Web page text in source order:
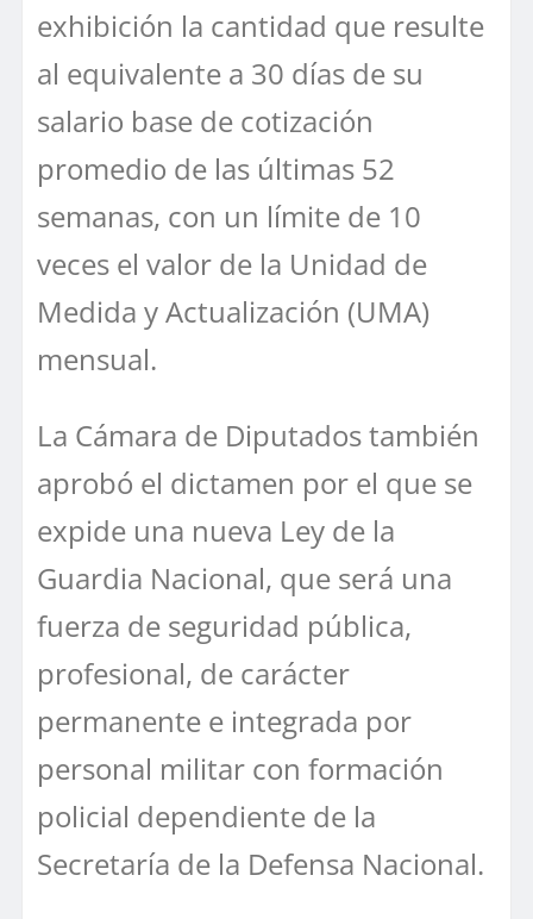
exhibición la cantidad que resulte
al equivalente a 30 días de su
salario base de cotización
promedio de las últimas 52
semanas, con un límite de 10
veces el valor de la Unidad de
Medida y Actualización (UMA)
mensual.
La Cámara de Diputados también
aprobó el dictamen por el que se
expide una nueva Ley de la
Guardia Nacional, que será una
fuerza de seguridad pública,
profesional, de carácter
permanente e integrada por
personal militar con formación
policial dependiente de la
Secretaría de la Defensa Nacional.